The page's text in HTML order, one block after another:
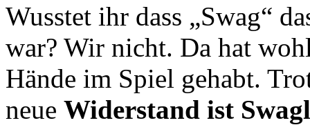
Wusstet ihr dass „Swag“
war? Wir nicht. Da hat
Hände im Spiel gehabt.
neue Widerstand ist